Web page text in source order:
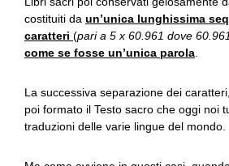
costituiti da un’unica lunghissima
caratteri (pari a 5 x 60.961 dove
come se fosse un’unica parola
La successiva separazione dei
poi formato il Testo sacro che oggi noi
traduzioni delle varie lingue del mondo.